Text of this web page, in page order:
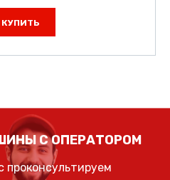
КУПИТЬ
С ОПЕРАТОРОМ
проконсультируем